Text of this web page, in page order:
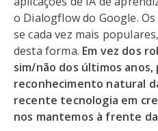
o Dialogflow do Google.
se cada vez mais
desta forma. Em vez dos
sim/não dos últimos
reconhecimento natural
recente tecnologia em
nos mantemos à frente